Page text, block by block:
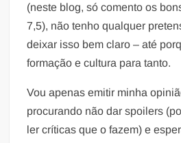
(neste blog, só comento os
7,5), não tenho qualquer
deixar isso bem claro – até
formação e cultura para tanto.
Vou apenas emitir minha
procurando não dar spoilers
ler críticas que o fazem) e